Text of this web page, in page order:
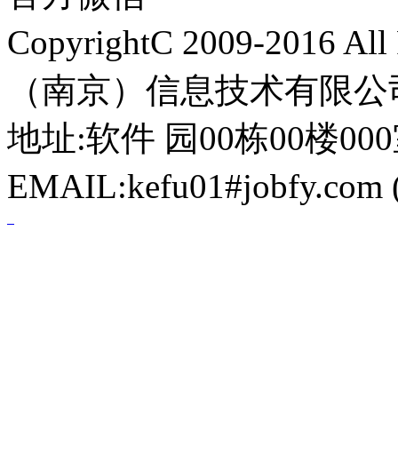
CopyrightC 2009-2016
（南京）信息技术有限
地址:软件 园00栋00楼
EMAIL:kefu01#jobfy.com